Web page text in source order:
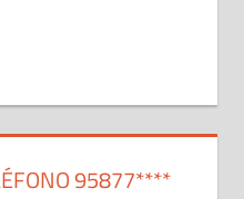
95877****